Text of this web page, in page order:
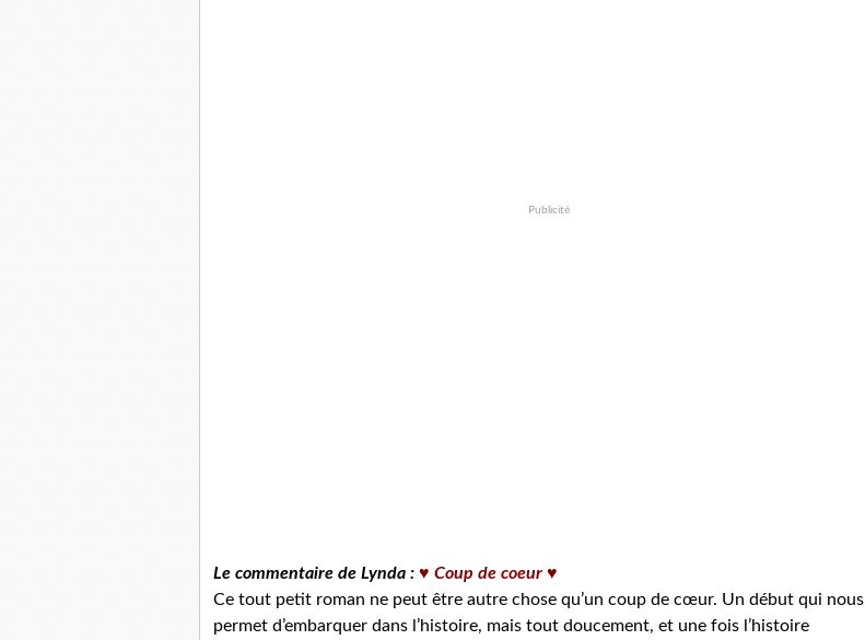
Publicité
Le commentaire de Lynda : ♥ Coup de coeur ♥
Ce tout petit roman ne peut être autre chose qu’un coup de cœur. Un début qui nous
permet d’embarquer dans l’histoire, mais tout doucement, et une fois l’histoire